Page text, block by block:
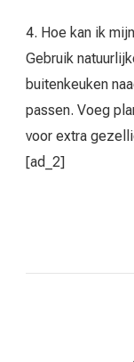
4. Hoe kan ik
Gebruik
buitenkeuken
passen. Voeg
voor extra
[ad_2]